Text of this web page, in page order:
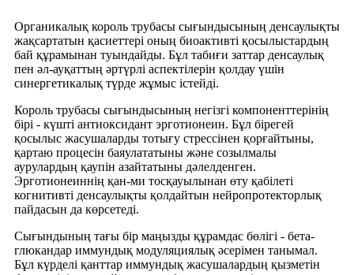
Органикалық король трубасы сығындысының денсаулықты
жақсартатын қасиеттері оның биоактивті қосылыстардың
бай құрамынан туындайды. Бұл табиғи заттар денсаулық
пен әл-ауқаттың әртүрлі аспектілерін қолдау үшін
синергетикалық түрде жұмыс істейді.
Король трубасы сығындысының негізгі компоненттерінің
бірі - күшті антиоксидант эрготионеин. Бұл бірегей
қосылыс жасушаларды тотығу стрессінен қорғайтыны,
қартаю процесін баяулататыны және созылмалы
аурулардың қаупін азайтатыны дәлелденген.
Эрготионеиннің қан-ми тосқауылынан өту қабілеті
когнитивті денсаулықты қолдайтын нейропротекторлық
пайдасын да көрсетеді.
Сығындының тағы бір маңызды құрамдас бөлігі - бета-
глюкандар иммундық модуляциялық әсерімен танымал.
Бұл күрделі қанттар иммундық жасушалардың қызметін